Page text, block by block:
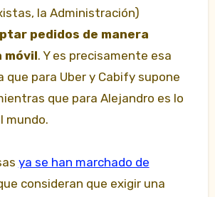
la Administración)
pedidos de manera
móvil. Y es precisamente esa
para Uber y Cabify supone
que para Alejandro es lo
mundo.
ya se han marchado de
consideran que exigir una